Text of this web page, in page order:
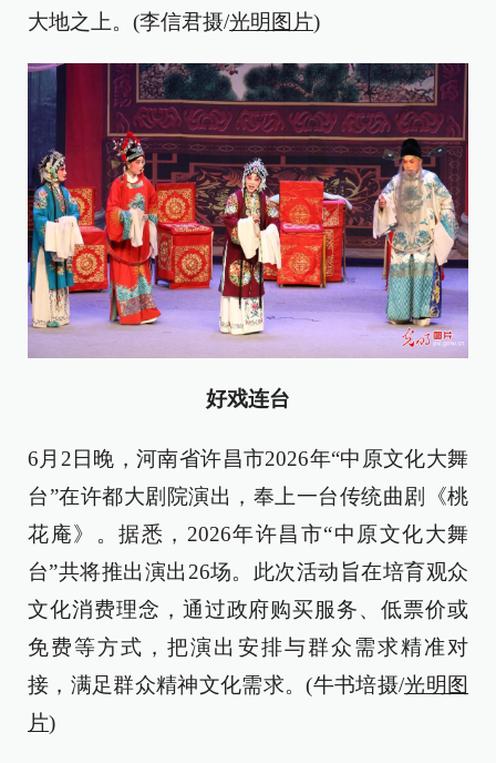
大地之上。(李信君摄/光明图片)
好戏连台
6月2日晚，河南省许昌市2026年“中原文化大舞
台”在许都大剧院演出，奉上一台传统曲剧《桃
花庵》。据悉，2026年许昌市“中原文化大舞
台”共将推出演出26场。此次活动旨在培育观众
文化消费理念，通过政府购买服务、低票价或
免费等方式，把演出安排与群众需求精准对
接，满足群众精神文化需求。(牛书培摄/光明图
片)